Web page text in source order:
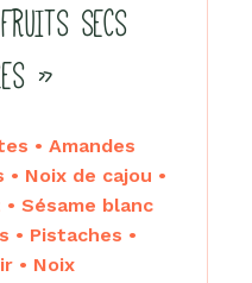
SECS
»
• Amandes
Noix de cajou •
Sésame blanc
• Pistaches •
• Noix